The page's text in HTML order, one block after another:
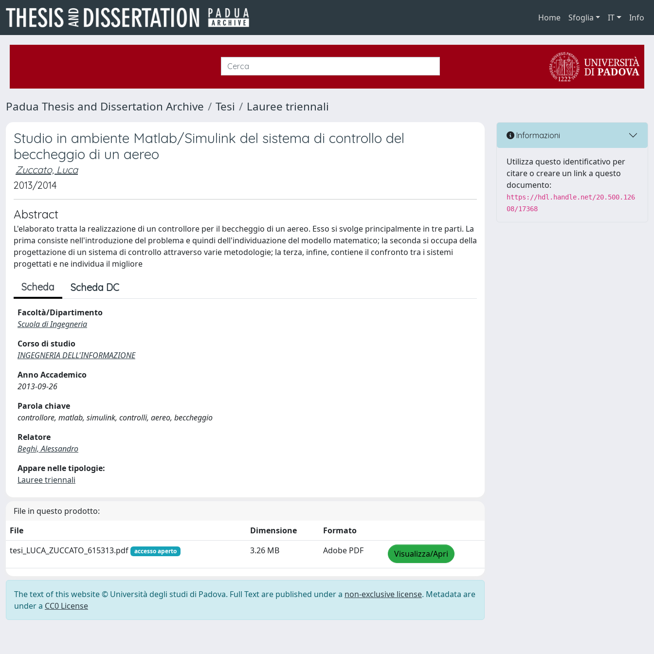
Home Sfoglia IT Info
Padua Thesis and Dissertation Archive Tesi Lauree triennali
Studio in ambiente Matlab/Simulink del sistema di controllo del
beccheggio di un aereo
Zuccato, Luca
2013/2014
Abstract
L'elaborato tratta la realizzazione di un controllore per il beccheggio di un aereo. Esso si svolge principalmente in tre parti. La
prima consiste nell'introduzione del problema e quindi dell'individuazione del modello matematico; la seconda si occupa della
progettazione di un sistema di controllo attraverso varie metodologie; la terza, infine, contiene il confronto tra i sistemi
progettati e ne individua il migliore
Scheda Scheda DC
Facoltà/Dipartimento
Scuola di Ingegneria
Corso di studio
INGEGNERIA DELL'INFORMAZIONE
Anno Accademico
2013-09-26
Parola chiave
controllore, matlab, simulink, controlli, aereo, beccheggio
Relatore
Beghi, Alessandro
Appare nelle tipologie:
Lauree triennali
File in questo prodotto:
File
Dimensione
Formato
tesi_LUCA_ZUCCATO_615313.pdf
accesso aperto 3.26 MB Adobe PDF Visualizza/Apri
The text of this website © Università degli studi di Padova. Full Text are published under a non-exclusive license. Metadata are
under a CC0 License
Informazioni
Utilizza questo identificativo per
citare o creare un link a questo
documento:
https://hdl.handle.net/20.500.126
08/17368